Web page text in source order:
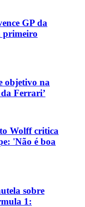
GP da
primeiro
objetivo na
Ferrari’
Wolff critica
'Não é boa
sobre
1: